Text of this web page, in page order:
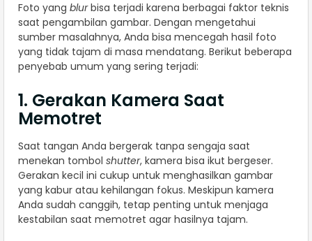
Foto yang blurbisa terjadi karena berbagai faktor teknis
saat pengambilan gambar. Dengan mengetahui
sumber masalahnya, Anda bisa mencegah hasil foto
yang tidak tajam di masa mendatang. Berikut beberapa
penyebab umum yang sering terjadi:
1. Gerakan Kamera Saat
Memotret
Saat tangan Anda bergerak tanpa sengaja saat
menekan tombol shutter, kamera bisa ikut bergeser.
Gerakan kecil ini cukup untuk menghasilkan gambar
yang kabur atau kehilangan fokus. Meskipun kamera
Anda sudah canggih, tetap penting untuk menjaga
kestabilan saat memotret agar hasilnya tajam.